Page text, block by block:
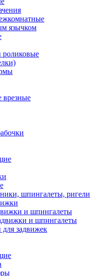
язычком
врезные
шпингалеты, ригели
и шпингалеты
и шпингалеты
задвижек